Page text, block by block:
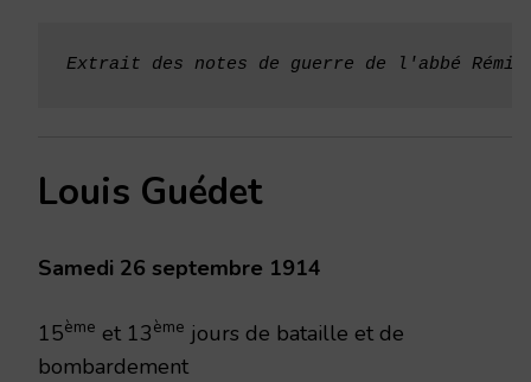
Extrait des notes de guerre de l'abbé
Louis Guédet
Samedi 26 septembre 1914
15ème et 13ème jours de bataille et de
bombardement